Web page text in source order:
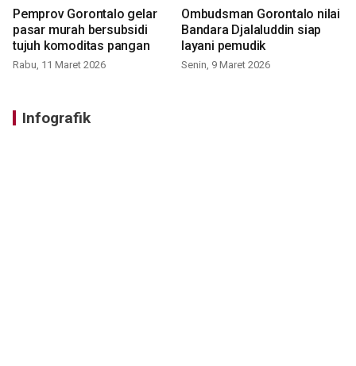
Pemprov Gorontalo gelar
pasar murah bersubsidi
tujuh komoditas pangan
Rabu, 11 Maret 2026
Ombudsman Gorontalo nilai
Bandara Djalaluddin siap
layani pemudik
Senin, 9 Maret 2026
Infografik